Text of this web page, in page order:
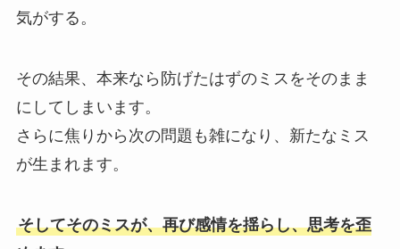
気がする。
その結果、本来なら防げたはずのミスをそのまま
にしてしまいます。
さらに焦りから次の問題も雑になり、新たなミス
が生まれます。
そしてそのミスが、再び感情を揺らし、思考を歪